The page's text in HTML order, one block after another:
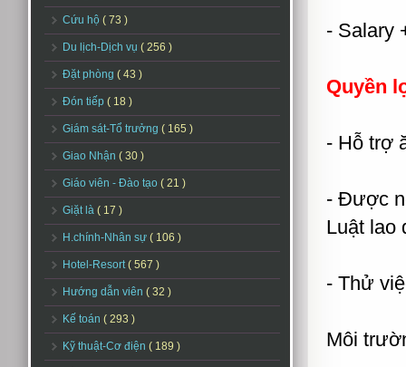
Cứu hộ ( 73 )
Du lịch-Dịch vụ ( 256 )
Đặt phòng ( 43 )
Đón tiếp ( 18 )
Giám sát-Tổ trưởng ( 165 )
Giao Nhận ( 30 )
Giáo viên - Đào tạo ( 21 )
Giặt là ( 17 )
H.chính-Nhân sự ( 106 )
Hotel-Resort( 567 )
Hướng dẫn viên ( 32 )
Kế toán ( 293 )
Kỹ thuật-Cơ điện ( 189 )
- Salary
Quyền
- Hỗ trợ
- Được
Luật lao
- Thử
Môi